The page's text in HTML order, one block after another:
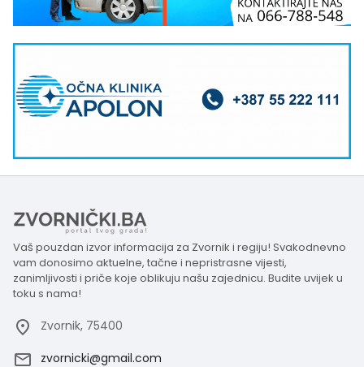
Vaš pouzdan izvor informacija za Zvornik i regiju! Svakodnevno
vam donosimo aktuelne, tačne i nepristrasne vijesti,
zanimljivosti i priče koje oblikuju našu zajednicu. Budite uvijek u
toku s nama!
Zvornik, 75400
zvornicki@gmail.com